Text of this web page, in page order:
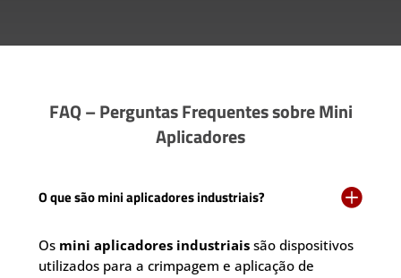
FAQ – Perguntas Frequentes sobre Mini
Aplicadores
O que são mini aplicadores industriais? 
Os mini aplicadores industriais são dispositivos
utilizados para a crimpagem e aplicação de